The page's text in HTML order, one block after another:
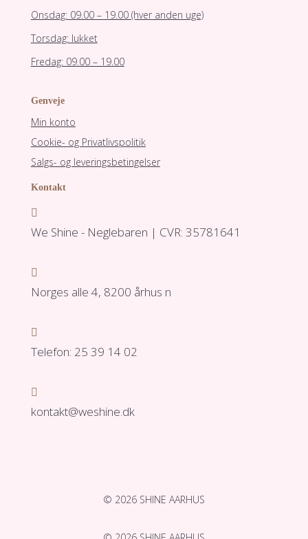
Onsdag: 09.00 – 19.00 (hver anden uge)
Torsdag: lukket
Fredag: 09.00 – 19.00
Genveje
Min konto
Cookie- og Privatlivspolitik
Salgs- og leveringsbetingelser
Kontakt

We Shine - Neglebaren | CVR: 35781641

Norges alle 4, 8200 århus n

Telefon: 25 39 14 02

kontakt@weshine.dk
© 2026 SHINE AARHUS